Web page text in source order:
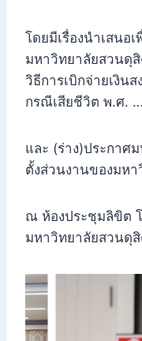
โดยมีเรื่องนำเสนอ
มหาวิทยาลัยสวนดุ
วิธีการเบิกจ่ายเงิน
กรณีเสียชีวิต พ.ศ.
และ (ร่าง)ประกาศ
ตั้งส่วนงานของมห
ณ ห้องประชุมลิขิต
มหาวิทยาลัยสวนดุ